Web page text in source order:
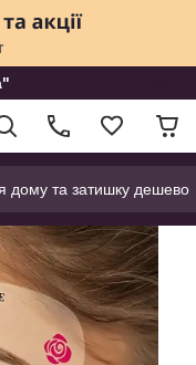
дому та затишку дешево